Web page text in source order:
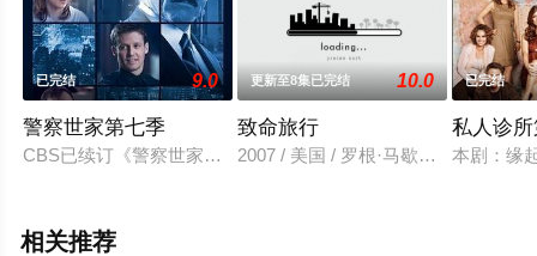
已完结 9.0
警察世家第七季
CBS已续订《警察世家》第七季。
更新至8集已完结 10.0
致命旅行
2007 / 美国 / 罗根·马歇尔-格林马特·
已完结
私人诊
本剧：缘
相关推荐